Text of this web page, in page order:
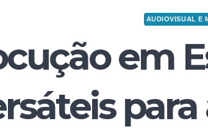
AUDIOVISUAL E
em